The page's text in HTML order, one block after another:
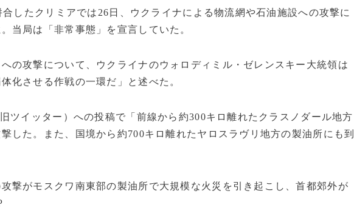
したクリミアでは26日、ウクライナによる物流網や石油施設への攻撃に
当局は「非常事態」を宣言していた。
の攻撃について、ウクライナのウォロディミル・ゼレンスキー大統領は
化させる作戦の一環だ」と述べた。
ツイッター）への投稿で「前線から約300キロ離れたクラスノダール地方
した。また、国境から約700キロ離れたヤロスラヴリ地方の製油所にも到
撃がモスクワ南東部の製油所で大規模な火災を引き起こし、首都郊外が